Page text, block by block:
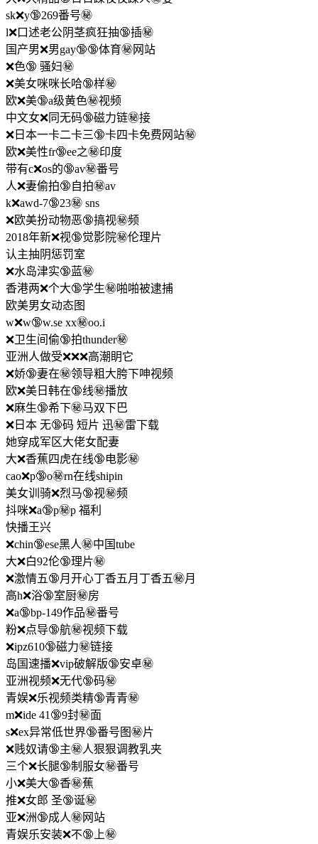
sk❌y🔞269番号㊙️
l❌口述老公阴茎疯狂抽🔞插㊙️
国产男❌男gay🔞🔞体育㊙️网站
❌色🔞 骚妇㊙️
❌美女咪咪长哈🔞样㊙️
欧❌美🔞a级黄色㊙️视频
中文女❌同无码🔞磁力链㊙️接
❌日本一卡二卡三🔞卡四卡免费网站㊙️
欧❌美性fr🔞ee之㊙️印度
带有c❌os的🔞av㊙️番号
人❌妻偷拍🔞自拍㊙️av
k❌awd-7🔞23㊙️ sns
❌欧美扮动物恶🔞搞视㊙️频
2018年新❌视🔞觉影院㊙️伦理片
认主抽阴惩罚室
❌水岛津实🔞蓝㊙️
香港两❌个大🔞学生㊙️啪啪被逮捕
欧美男女动态图
w❌w🔞w.se xx㊙️oo.i
❌卫生间偷🔞拍thunder㊙️
亚洲人做受❌❌❌高潮眀它
❌娇🔞妻在㊙️领导粗大胯下呻视频
欧❌美日韩在🔞线㊙️播放
❌麻生🔞希下㊙️马双下巴
❌日本 无🔞码 短片 迅㊙️雷下载
她穿成军区大佬女配妻
大❌香蕉四虎在线🔞电影㊙️
cao❌p🔞o㊙️rn在线shipin
美女训骑❌烈马🔞视㊙️频
抖咪❌a🔞p㊙️p 福利
快播王兴
❌chin🔞ese黑人㊙️中国tube
大❌白92伦🔞理片㊙️
❌激情五🔞月开心丁香五月丁香五㊙️月
高h❌浴🔞室厨㊙️房
❌a🔞bp-149作品㊙️番号
粉❌点导🔞航㊙️视频下载
❌ipz610🔞磁力㊙️链接
岛国速播❌vip破解版🔞安卓㊙️
亚洲视频❌无代🔞码㊙️
青娱❌乐视频类精🔞青青㊙️
m❌ide 41🔞9封㊙️面
s❌ex异常低世界🔞番号图㊙️片
❌贱奴请🔞主㊙️人狠狠调教乳夹
三个❌长腿🔞制服女㊙️番号
小❌美大🔞香㊙️蕉
推❌女郎 圣🔞诞㊙️
亚❌洲🔞成人㊙️网站
青娱乐安装❌不🔞上㊙️